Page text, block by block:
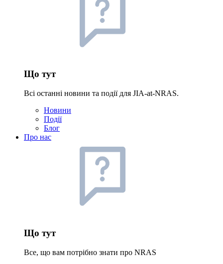
Що тут
Всі останні новини та події для JIA-at-NRAS.
Новини
Події
Блог
Про нас
Що тут
Все, що вам потрібно знати про NRAS